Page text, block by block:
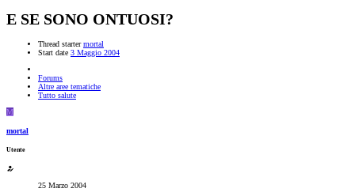
E SE SONO ONTUOSI?
Thread starter mortal
Start date 3 Maggio 2004
Forums
Altre aree tematiche
Tutto salute
M
mortal
Utente
25 Marzo 2004